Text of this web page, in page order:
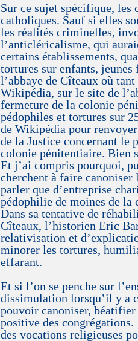
Sur ce sujet spécifique, les
catholiques. Sauf si elles
les réalités criminelles,
l’anticléricalisme, qui
certains établissements,
tortures sur enfants,
l’abbaye de Cîteaux où
Wikipédia, sur le site de
fermeture de la colonie
pédophiles et tortures sur
de Wikipédia pour
de la Justice concernant le
colonie pénitentiaire. Bien
Et j’ai compris pourquoi,
cherchent à faire
parler que d’entreprise
pédophilie de moines de la
Dans sa tentative de
Cîteaux, l’historien Eric
relativisation et
minorer les tortures,
effarant.
Et si l’on se penche sur
dissimulation lorsqu’il y a
pouvoir canoniser,
positive des congrégations.
des vocations religieuses